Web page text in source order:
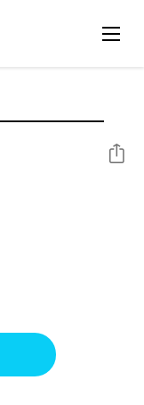
分享